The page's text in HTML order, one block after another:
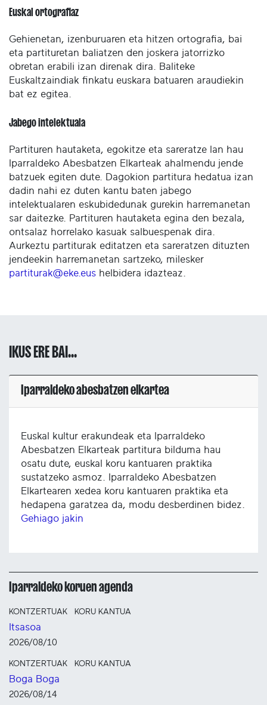
Euskal ortografiaz
Gehienetan, izenburuaren eta hitzen ortografia, bai
eta partituretan baliatzen den joskera jatorrizko
obretan erabili izan direnak dira. Baliteke
Euskaltzaindiak finkatu euskara batuaren araudiekin
bat ez egitea.
Jabego intelektuala
Partituren hautaketa, egokitze eta sareratze lan hau
Iparraldeko Abesbatzen Elkarteak ahalmendu jende
batzuek egiten dute. Dagokion partitura hedatua izan
dadin nahi ez duten kantu baten jabego
intelektualaren eskubidedunak gurekin harremanetan
sar daitezke. Partituren hautaketa egina den bezala,
ontsalaz horrelako kasuak salbuespenak dira.
Aurkeztu partiturak editatzen eta sareratzen dituzten
jendeekin harremanetan sartzeko, milesker
partiturak@eke.eus helbidera idazteaz.
IKUS ERE BAI...
Iparraldeko abesbatzen elkartea
Euskal kultur erakundeak eta Iparraldeko
Abesbatzen Elkarteak partitura bilduma hau
osatu dute, euskal koru kantuaren praktika
sustatzeko asmoz. Iparraldeko Abesbatzen
Elkartearen xedea koru kantuaren praktika eta
hedapena garatzea da, modu desberdinen bidez.
Gehiago jakin
Iparraldeko koruen agenda
KONTZERTUAK KORU KANTUA
Itsasoa
2026/08/10
KONTZERTUAK KORU KANTUA
Boga Boga
2026/08/14